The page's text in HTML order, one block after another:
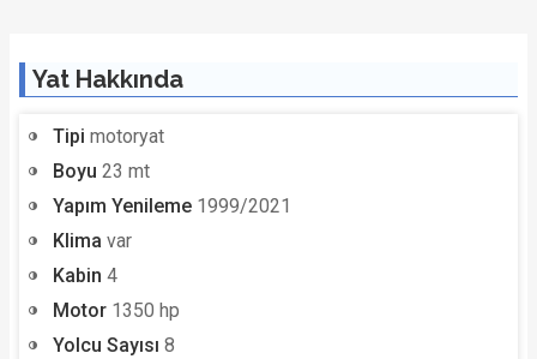
Yat Hakkında
Tipi motoryat
Boyu 23 mt
Yapım Yenileme 1999/2021
Klima var
Kabin 4
Motor 1350 hp
Yolcu Sayısı 8